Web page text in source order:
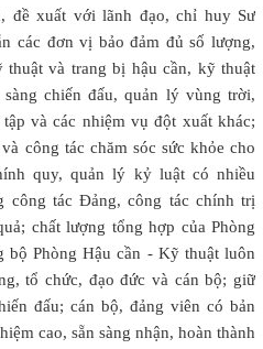
đề xuất với lãnh đạo, chỉ huy Sư
các đơn vị bảo đảm đủ số lượng,
thuật và trang bị hậu cần, kỹ thuật
chiến đấu, quản lý vùng trời,
và các nhiệm vụ đột xuất khác;
công tác chăm sóc sức khỏe cho
quy, quản lý kỷ luật có nhiều
công tác Đảng, công tác chính trị
chất lượng tổng hợp của Phòng
bộ Phòng Hậu cần - Kỹ thuật luôn
tổ chức, đạo đức và cán bộ; giữ
đấu; cán bộ, đảng viên có bản
cao, sẵn sàng nhận, hoàn thành